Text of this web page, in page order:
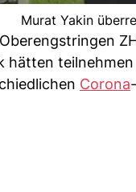
Murat Yakin
hätten
Corona